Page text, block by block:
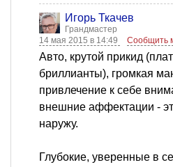
Игорь Ткачев
Грандмастер
14 мая 2015 в 14:49
Сообщить
Авто, крутой прикид
бриллианты), громкая
привлечение к себе
внешние аффектации -
наружу.
Глубокие, уверенные в